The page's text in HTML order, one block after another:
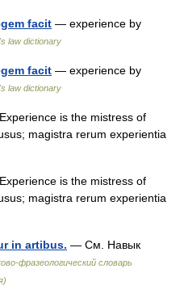
facit — experience by
law dictionary
facit — experience by
law dictionary
is the mistress of
magistra rerum experientia
is the mistress of
magistra rerum experientia
in artibus. — См. Навык
фразеологический словарь